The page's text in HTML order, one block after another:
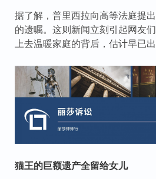
据了解，普里西拉向高等法庭提
的遗嘱。这则新闻立刻引起网友
上去温暖家庭的背后，估计早已出
猫王的巨额遗产全留给女儿